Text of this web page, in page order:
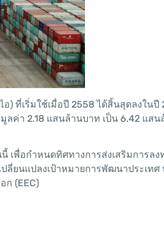
) ที่เริ่มใช้เมื่อปี 2558 ได้สิ้นสุดลงในปี
ค่า 2.18 แสนล้านบาท เป็น 6.42 แส
เพื่อกำหนดทิศทางการส่งเสริมการล
ลี่ยนแปลงเป้าหมายการพัฒนาประเทศ
ก (EEC)